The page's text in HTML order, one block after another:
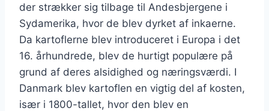
der strækker sig tilbage til Andesbjergene i
Sydamerika, hvor de blev dyrket af inkaerne.
Da kartoflerne blev introduceret i Europa i det
16. århundrede, blev de hurtigt populære på
grund af deres alsidighed og næringsværdi. I
Danmark blev kartoflen en vigtig del af kosten,
især i 1800-tallet, hvor den blev en